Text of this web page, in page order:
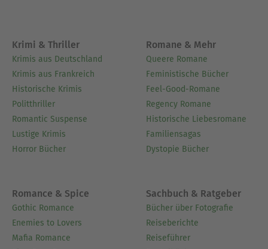
Krimi & Thriller
Krimis aus Deutschland
Krimis aus Frankreich
Historische Krimis
Politthriller
Romantic Suspense
Lustige Krimis
Horror Bücher
Romane & Mehr
Queere Romane
Feministische Bücher
Feel-Good-Romane
Regency Romane
Historische Liebesromane
Familiensagas
Dystopie Bücher
Romance & Spice
Gothic Romance
Enemies to Lovers
Mafia Romance
Sachbuch & Ratgeber
Bücher über Fotografie
Reiseberichte
Reiseführer